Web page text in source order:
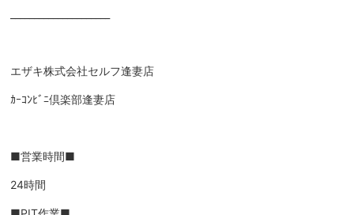
エザキ株式会社セルフ逢妻店
ｶｰｺﾝﾋﾞﾆ倶楽部逢妻店
■営業時間■
24時間